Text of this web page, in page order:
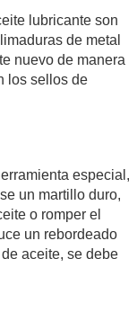
lubricante son
de metal
nuevo de manera
los sellos de
especial,
un martillo duro,
o romper el
un rebordeado
aceite, se debe